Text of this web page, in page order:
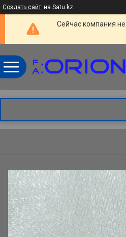
Создать сайт на Satu.kz
Сейчас компания